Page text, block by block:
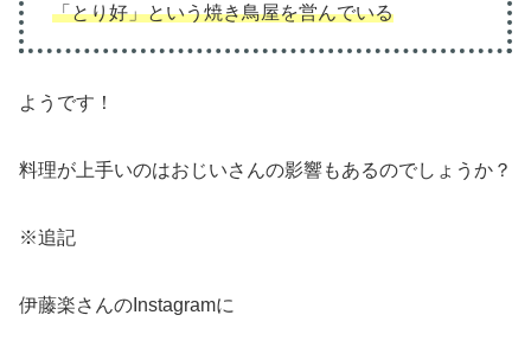
「とり好」という焼き鳥屋を営んでいる
ようです！
料理が上手いのはおじいさんの影響もあるのでしょうか？
※追記
伊藤楽さんのInstagramに